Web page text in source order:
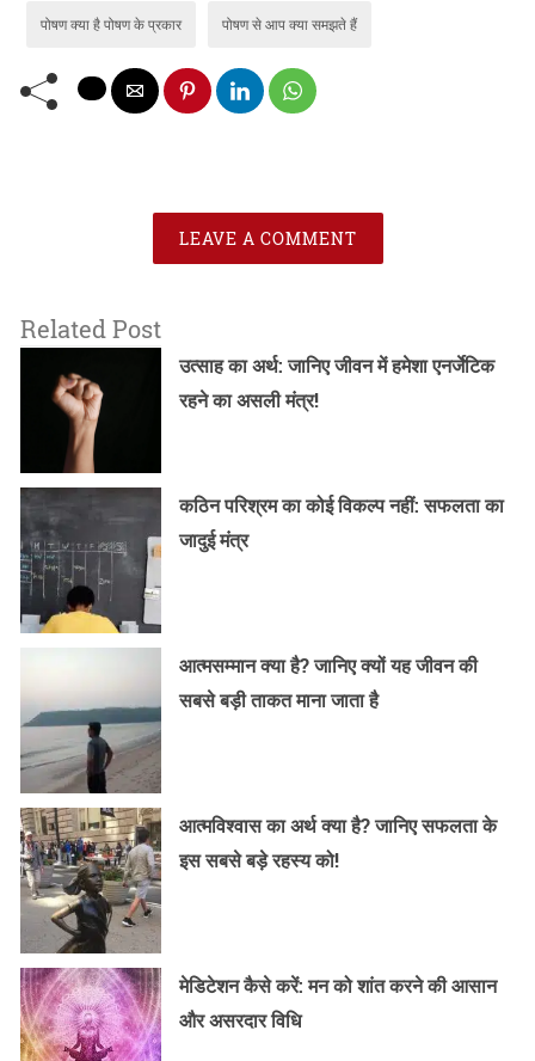
पोषण क्या है पोषण के प्रकार पोषण से आप क्या समझते हैं
LEAVE A COMMENT
Related Post
उत्साह का अर्थ: जानिए जीवन में हमेशा एनर्जेटिक
रहने का असली मंत्र!
कठिन परिश्रम का कोई विकल्प नहीं: सफलता का
जादुई मंत्र
आत्मसम्मान क्या है? जानिए क्यों यह जीवन की
सबसे बड़ी ताकत माना जाता है
आत्मविश्वास का अर्थ क्या है? जानिए सफलता के
इस सबसे बड़े रहस्य को!
मेडिटेशन कैसे करें: मन को शांत करने की आसान
और असरदार विधि